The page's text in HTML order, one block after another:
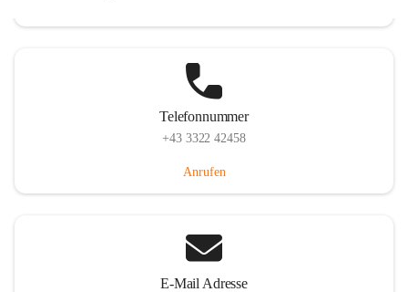
Telefonnummer
+43 3322 42458
Anrufen
E-Mail Adresse